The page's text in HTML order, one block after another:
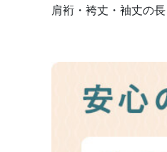
肩裄・袴丈・袖丈の